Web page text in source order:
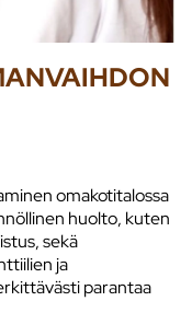
omakotitalossa
huolto, kuten
sekä
ja
parantaa